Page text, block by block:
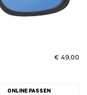
€ 49,00
ONLINE PASSEN